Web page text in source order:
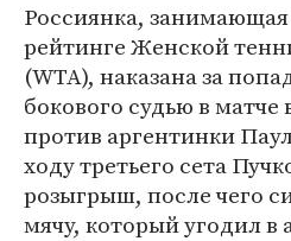
Россиянка, занимающая
рейтинге Женской
(WTA), наказана за
бокового судью в матче
против аргентинки
ходу третьего сета
розыгрыш, после чего
мячу, который угодил в